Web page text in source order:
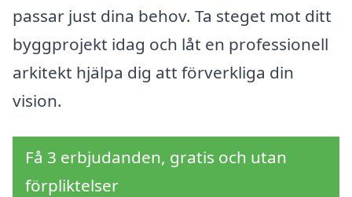
passar just dina behov. Ta steget mot ditt
byggprojekt idag och låt en professionell
arkitekt hjälpa dig att förverkliga din
vision.
Få 3 erbjudanden, gratis och utan
förpliktelser